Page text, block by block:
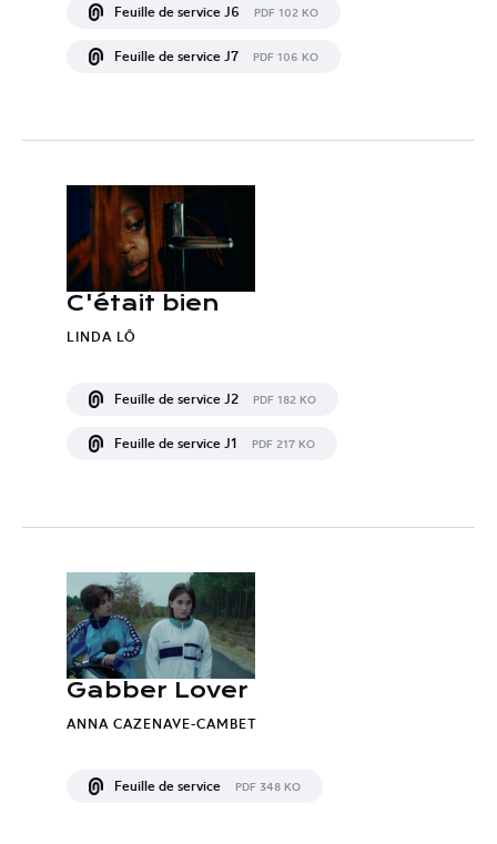
Feuille de service J6 PDF 102 KO
Feuille de service J7 PDF 106 KO
C'était bien
LINDA LÔ
Feuille de service J2 PDF 182 KO
Feuille de service J1 PDF 217 KO
Gabber Lover
ANNA CAZENAVE-CAMBET
Feuille de service PDF 348 KO